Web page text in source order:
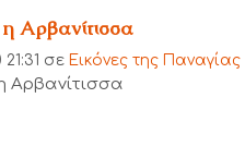
Αρβανίτισσα
σε Εικόνες της Παναγίας
Αρβανίτισσα